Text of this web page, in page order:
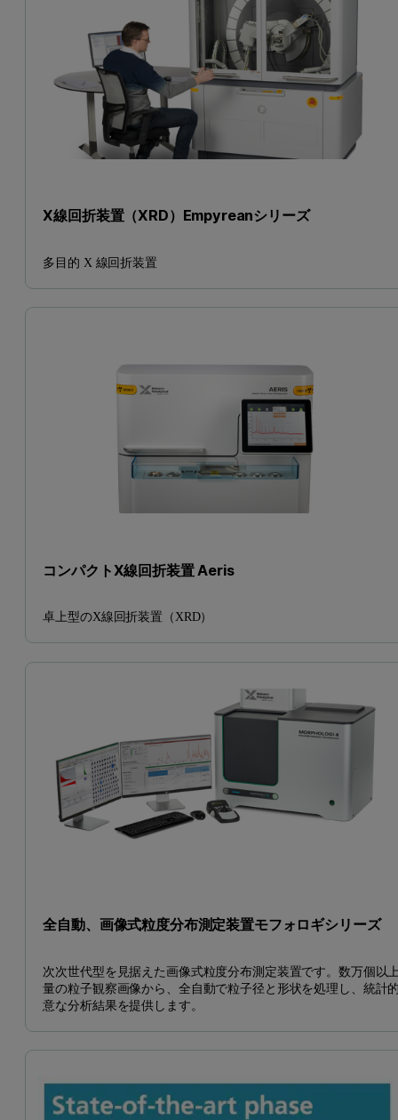
X線回折装置（XRD）Empyreanシリーズ
多目的 X 線回折装置
コンパクトX線回折装置 Aeris
卓上型のX線回折装置（XRD）
全自動、画像式粒度分布測定装置モフォロギシリーズ
次次世代型を見据えた画像式粒度分布測定装置です。数万個以
量の粒子観察画像から、全自動で粒子径と形状を処理し、統計
意な分析結果を提供します。